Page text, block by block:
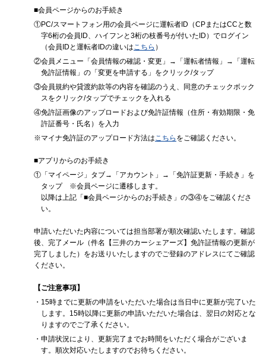
■会員ページからのお手続き
①PC/スマートフォン用の会員ページに運転者ID（CPまたはCCと数
字6桁の会員ID、ハイフンと3桁の枝番号が付いたID）でログイン
（会員IDと運転者IDの違いはこちら ）
②会員メニュー「会員情報の確認・変更」→「運転者情報」→「運転
免許証情報」の「変更を申請する」をクリック/タップ
③会員規約や貸渡約款等の内容を確認のうえ、同意のチェックボック
スをクリック/タップでチェックを入れる
④免許証画像のアップロードおよび免許証情報（住所・有効期限・免
許証番号・氏名）を入力
※マイナ免許証のアップロード方法はこちら をご確認ください。
■アプリからのお手続き
①「マイページ」タブ→「アカウント」→「免許証更新・手続き」を
タップ ※会員ページに遷移します。
以降は上記「■会員ページからのお手続き」の③④をご確認くださ
い。
申請いただいた内容については担当部署が順次確認いたします。確認
後、完了メール（件名【三井のカーシェアーズ】免許証情報の更新が
完了しました）をお送りいたしますのでご登録のアドレスにてご確認
ください。
【ご注意事項】
・15時までに更新の申請をいただいた場合は当日中に更新が完了いた
します。15時以降に更新の申請いただいた場合は、翌日の対応とな
りますのでご了承ください。
・申請状況により、更新完了までお時間をいただく場合がございま
す。順次対応いたしますのでお待ちください。